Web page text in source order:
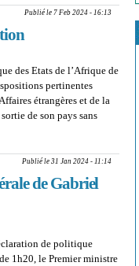
233 milliards FCfa
Publié le 7 Feb 2024 - 16:13
des Etats de l’Afrique de
pertinentes
étrangères et de la
de son pays sans
Publié le 31 Jan 2024 - 11:14
de Gabriel
de politique
1h20, le Premier ministre